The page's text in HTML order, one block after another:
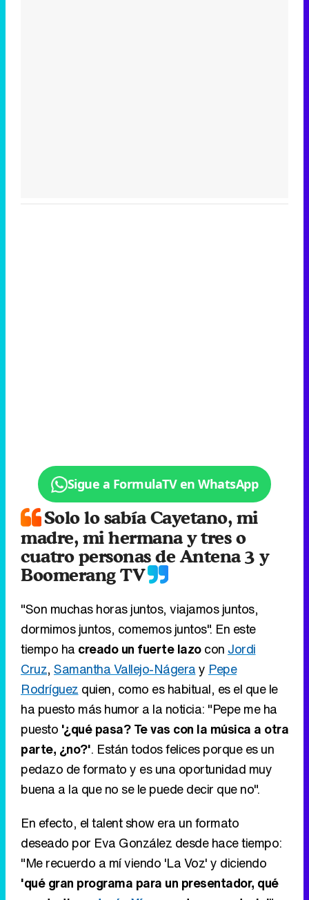
Sigue a FormulaTV en WhatsApp
Solo lo sabía Cayetano, mi
madre, mi hermana y tres o
cuatro personas de Antena 3 y
Boomerang TV
"Son muchas horas juntos, viajamos juntos,
dormimos juntos, comemos juntos". En este
tiempo ha creado un fuerte lazocon Jordi
Cruz, Samantha Vallejo-Nágeray Pepe
Rodríguez quien, como es habitual, es el que le
ha puesto más humor a la noticia: "Pepe me ha
puesto '¿qué pasa? Te vas con la música a otra
parte, ¿no?'. Están todos felices porque es un
pedazo de formato y es una oportunidad muy
buena a la que no se le puede decir que no".
En efecto, el talent show era un formato
deseado por Eva González desde hace tiempo:
"Me recuerdo a mí viendo 'La Voz' y diciendo
'qué gran programa para un presentador, qué